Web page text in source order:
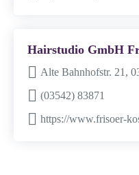
Hairstudio GmbH
Alte Bahnhofstr. 21,
(03542) 83871
https://www.frisoer-